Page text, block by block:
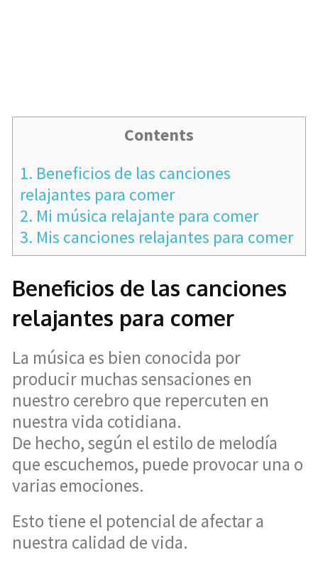
Contents
1. Beneficios de las canciones
relajantes para comer
2. Mi música relajante para comer
3. Mis canciones relajantes para comer
Beneficios de las canciones
relajantes para comer
La música es bien conocida por
producir muchas sensaciones en
nuestro cerebro que repercuten en
nuestra vida cotidiana.
De hecho, según el estilo de melodía
que escuchemos, puede provocar una o
varias emociones.
Esto tiene el potencial de afectar a
nuestra calidad de vida.